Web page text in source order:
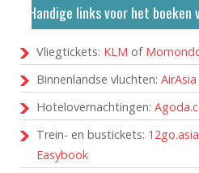
Handige links voor het boeken
Vliegtickets: KLM of
Binnenlandse vluchten: AirAsia
Hotelovernachtingen:
Trein- en bustickets: 12go.asia
Easybook